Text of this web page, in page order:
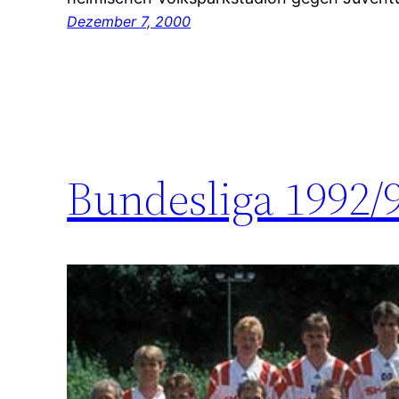
Dezember 7, 2000
Bundesliga 1992/